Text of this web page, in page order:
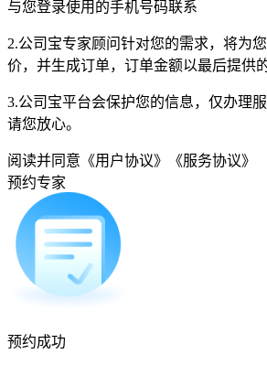
与您登录使用的手机号码联系
2.公司宝专家顾问针对您的需求，将为
价，并生成订单，订单金额以最后提供
3.公司宝平台会保护您的信息，仅办理
请您放心。
阅读并同意 《用户协议》
《服务协议》
预约专家
预约成功